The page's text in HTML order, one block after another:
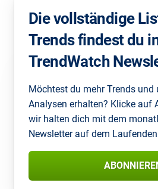
Die vollständige
Trends findest du
TrendWatch
Möchtest du mehr Trends und
Analysen erhalten? Klicke auf
wir halten dich mit dem
Newsletter auf dem